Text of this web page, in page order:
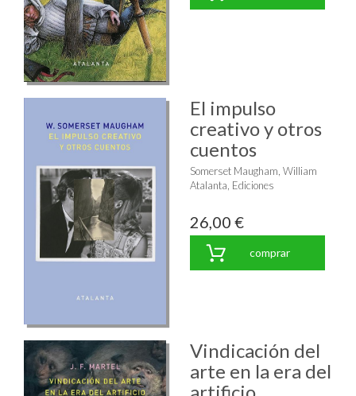
El impulso
creativo y otros
cuentos
Somerset Maugham, William
Atalanta, Ediciones
26,00 €
comprar
Vindicación del
arte en la era del